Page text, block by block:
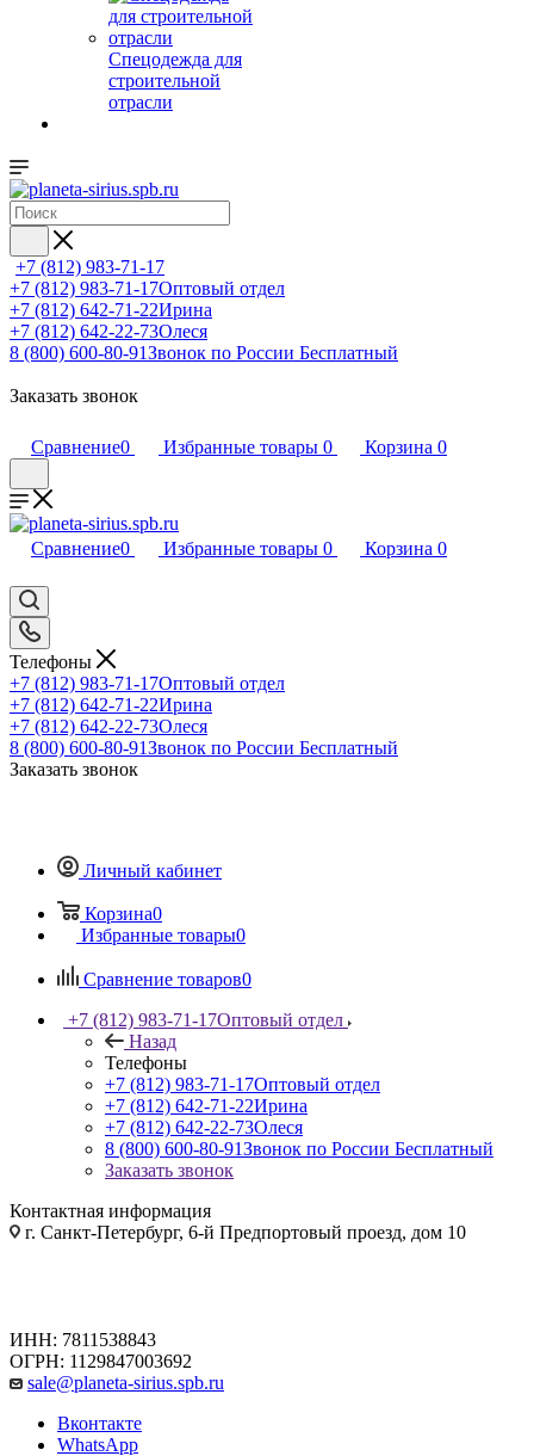
Спецодежда для
строительной
отрасли
+7 (812) 983-71-17
+7 (812) 983-71-17Оптовый отдел
+7 (812) 642-71-22Ирина
+7 (812) 642-22-73Олеся
8 (800) 600-80-91Звонок по России Бесплатный
Заказать звонок
Сравнение0 Избранные товары 0 Корзина 0
Сравнение0 Избранные товары 0 Корзина 0
Телефоны
+7 (812) 983-71-17Оптовый отдел
+7 (812) 642-71-22Ирина
+7 (812) 642-22-73Олеся
8 (800) 600-80-91Звонок по России Бесплатный
Заказать звонок
Личный кабинет
Корзина0
Избранные товары0
Сравнение товаров0
+7 (812) 983-71-17Оптовый отдел
Назад
Телефоны
+7 (812) 983-71-17Оптовый отдел
+7 (812) 642-71-22Ирина
+7 (812) 642-22-73Олеся
8 (800) 600-80-91Звонок по России Бесплатный
Заказать звонок
Контактная информация
г. Санкт-Петербург, 6-й Предпортовый проезд, дом 10
ИНН: 7811538843
ОГРН: 1129847003692
sale@planeta-sirius.spb.ru
Вконтакте
WhatsApp